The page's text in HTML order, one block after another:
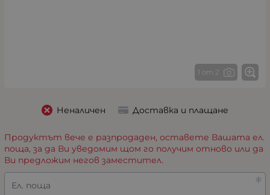
1 от 2
Неналичен Доставка и плащане
Продуктът вече е разпродаден, оставете Вашата ел.
поща, за да Ви уведомим щом го получим отново или да
Ви предложим негов заместител.
Ел. поща